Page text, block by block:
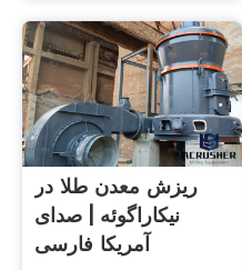
ریزش معدن طلا در
نیکاراگوئه | صدای
آمریکا فارسی